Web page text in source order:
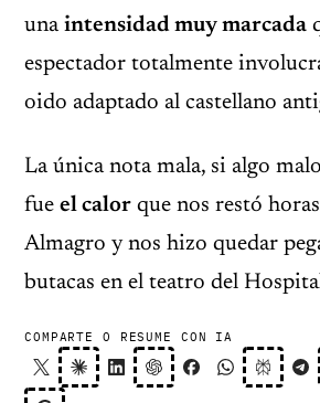
una intensidad muy marcada
espectador totalmente
oido adaptado al castellano
La única nota mala, si algo
fue el calor que nos restó
Almagro y nos hizo quedar
butacas en el teatro del
COMPARTE O RESUME CON IA